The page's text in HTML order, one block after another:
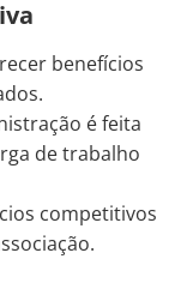
benefícios
é feita
de trabalho
competitivos